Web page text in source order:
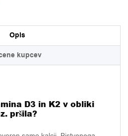
Opis
kupcev
D3 in K2 v obliki
pršila?